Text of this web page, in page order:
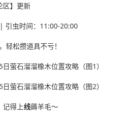
区】更新
引虫时间：11:00-20:00
轻松攒道具不亏！
记得上线薅羊毛～